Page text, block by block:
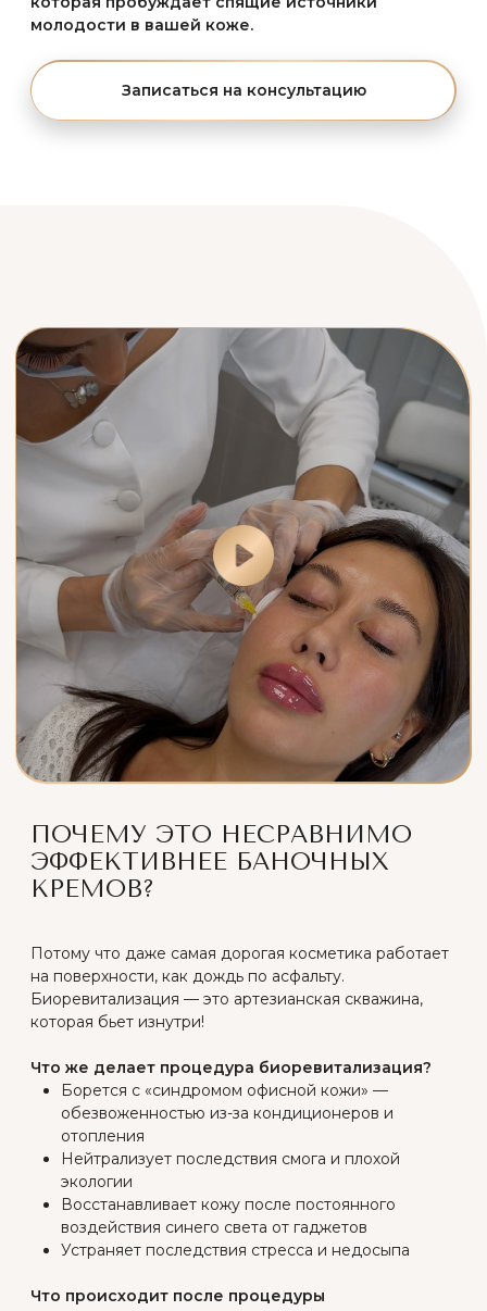
Что же делает процедура биоревитализация?
Нейтрализует последствия смога и плохой
Восстанавливает кожу после постоянного
систему полива
Как меняется кожа при регулярном
прохождении процедуры?
После курса биоревитализации вы получите не
просто насыщенное увлажнение, а полное внешнее
преображение:
Через 1 месяц:
Кожа становится плотной и
сияющей
Появляется здоровый румянец,
уменьшаются мелкие морщинки
Через 6 месяцев:
Формируется новый
коллагеновый каркас, овал лица подтягивается
Через год: Ваша кожа и Вы в частности
выглядите минимум на 5 лет моложе своего
возраста
СЕЗОННОСТЬ ПРОЦЕДУРЫ
БИОРЕВИТАЛИЗАЦИЯ: КОГДА
ЛУЧШЕ ДЕЛАТЬ?
Осень-зима (октябрь-февраль):
Весна (март-май):
Лето (июнь-август):
Идеальное время для интенсивного курса
Восстановление после зимнего стресса
Поддерживающие процедуры — легкие
коктейли для защиты от UV
Только при условии использования SPF 50+